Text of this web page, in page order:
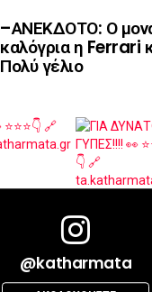
–ΑΝΕΚΔΟΤΟ: Ο
καλόγρια η Ferrari
Πολύ γέλιο
@katharmata